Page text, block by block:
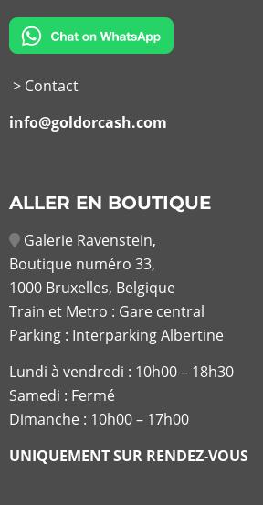
> Contact
info@goldorcash.com
ALLER EN BOUTIQUE
Galerie Ravenstein,
Boutique numéro 33,
1000 Bruxelles, Belgique
Train et Metro : Gare central
Parking : Interparking Albertine
Lundi à vendredi : 10h00 – 18h30
Samedi : Fermé
Dimanche : 10h00 – 17h00
UNIQUEMENT SUR RENDEZ-VOUS